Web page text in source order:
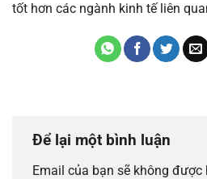
tốt hơn các ngành kinh tế liên
Để lại một bình luận
Email của bạn sẽ không được